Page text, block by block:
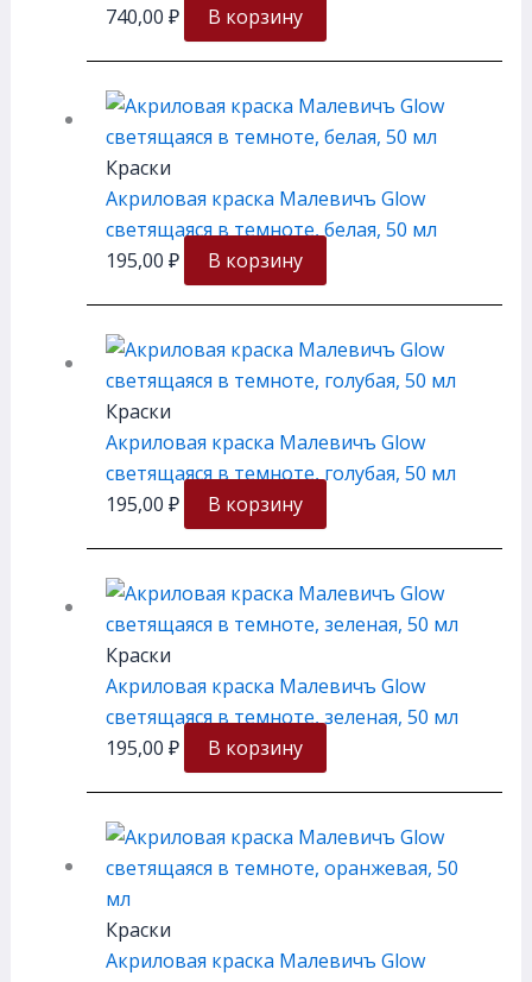
740,00 ₽ В корзину
Краски
Акриловая краска Малевичъ Glow
светящаяся в темноте, белая, 50 мл
195,00 ₽ В корзину
Краски
Акриловая краска Малевичъ Glow
светящаяся в темноте, голубая, 50 мл
195,00 ₽ В корзину
Краски
Акриловая краска Малевичъ Glow
светящаяся в темноте, зеленая, 50 мл
195,00 ₽ В корзину
Краски
Акриловая краска Малевичъ Glow